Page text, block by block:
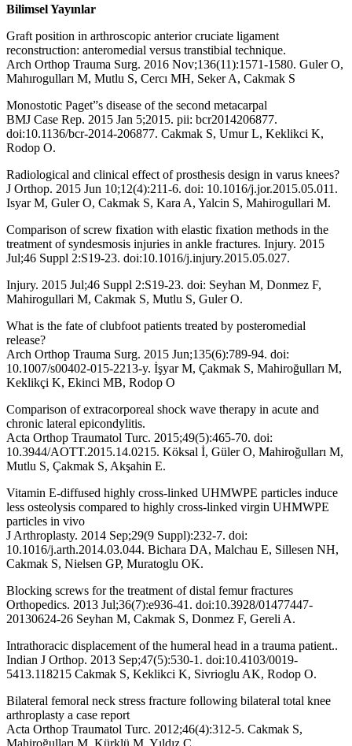
Bilimsel Yayınlar
Graft position in arthroscopic anterior cruciate ligament
reconstruction: anteromedial versus transtibial technique.
Arch Orthop Trauma Surg. 2016 Nov;136(11):1571-1580. Guler O,
Mahırogulları M, Mutlu S, Cercı MH, Seker A, Cakmak S
Monostotic Paget”s disease of the second metacarpal
BMJ Case Rep. 2015 Jan 5;2015. pii: bcr2014206877.
doi:10.1136/bcr-2014-206877. Cakmak S, Umur L, Keklikci K,
Rodop O.
Radiological and clinical effect of prosthesis design in varus knees?
J Orthop. 2015 Jun 10;12(4):211-6. doi: 10.1016/j.jor.2015.05.011.
Isyar M, Guler O, Cakmak S, Kara A, Yalcin S, Mahirogullari M.
Comparison of screw fixation with elastic fixation methods in the
treatment of syndesmosis injuries in ankle fractures. Injury. 2015
Jul;46 Suppl 2:S19-23. doi:10.1016/j.injury.2015.05.027.
Injury. 2015 Jul;46 Suppl 2:S19-23. doi: Seyhan M, Donmez F,
Mahirogullari M, Cakmak S, Mutlu S, Guler O.
What is the fate of clubfoot patients treated by posteromedial
release?
Arch Orthop Trauma Surg. 2015 Jun;135(6):789-94. doi:
10.1007/s00402-015-2213-y. İşyar M, Çakmak S, Mahiroğulları M,
Keklikçi K, Ekinci MB, Rodop O
Comparison of extracorporeal shock wave therapy in acute and
chronic lateral epicondylitis.
Acta Orthop Traumatol Turc. 2015;49(5):465-70. doi:
10.3944/AOTT.2015.14.0215. Köksal İ, Güler O, Mahiroğulları M,
Mutlu S, Çakmak S, Akşahin E.
Vitamin E-diffused highly cross-linked UHMWPE particles induce
less osteolysis compared to highly cross-linked virgin UHMWPE
particles in vivo
J Arthroplasty. 2014 Sep;29(9 Suppl):232-7. doi:
10.1016/j.arth.2014.03.044. Bichara DA, Malchau E, Sillesen NH,
Cakmak S, Nielsen GP, Muratoglu OK.
Blocking screws for the treatment of distal femur fractures
Orthopedics. 2013 Jul;36(7):e936-41. doi:10.3928/01477447-
20130624-26 Seyhan M, Cakmak S, Donmez F, Gereli A.
Intrathoracic displacement of the humeral head in a trauma patient..
Indian J Orthop. 2013 Sep;47(5):530-1. doi:10.4103/0019-
5413.118215 Cakmak S, Keklikci K, Sivrioglu AK, Rodop O.
Bilateral femoral neck stress fracture following bilateral total knee
arthroplasty a case report
Acta Orthop Traumatol Turc. 2012;46(4):312-5. Cakmak S,
Mahiroğulları M, Kürklü M, Yıldız C.